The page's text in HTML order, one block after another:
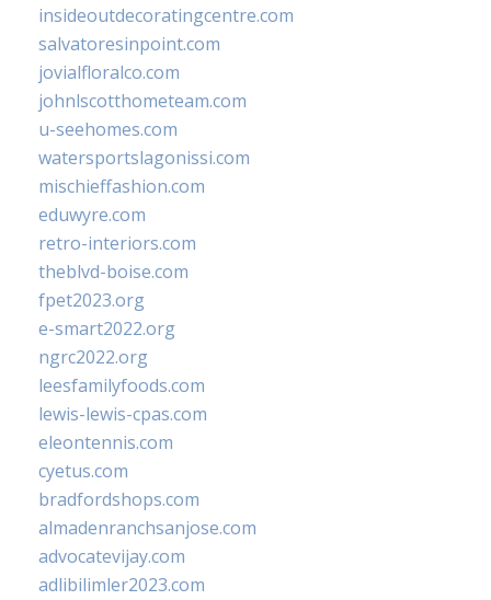
insideoutdecoratingcentre.com
salvatoresinpoint.com
jovialfloralco.com
johnlscotthometeam.com
u-seehomes.com
watersportslagonissi.com
mischieffashion.com
eduwyre.com
retro-interiors.com
theblvd-boise.com
fpet2023.org
e-smart2022.org
ngrc2022.org
leesfamilyfoods.com
lewis-lewis-cpas.com
eleontennis.com
cyetus.com
bradfordshops.com
almadenranchsanjose.com
advocatevijay.com
adlibilimler2023.com